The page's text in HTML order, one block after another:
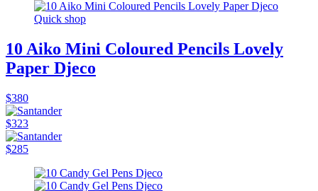
Quick shop
10 Aiko Mini Coloured Pencils Lovely
Paper Djeco
$380
$323
$285